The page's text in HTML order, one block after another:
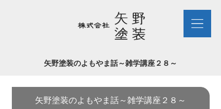
矢野塗装のよもやま話～雑学講座２８～
矢野塗装のよもやま話～雑学講座２８～